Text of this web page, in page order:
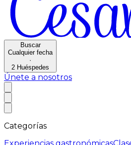
Buscar
Cualquier fecha
·
2 Huéspedes
Únete a nosotros
Categorías